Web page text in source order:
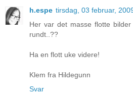
h.espe tirsdag, 03 februar,
Her var det masse flotte
rundt..??
Ha en flott uke videre!
Klem fra Hildegunn
Svar